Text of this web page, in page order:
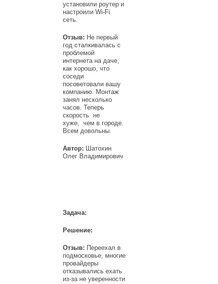
установили роутер и
настроили Wi-Fi
сеть.
Отзыв: Не первый
год сталкивалась с
проблемой
интернета на даче,
как хорошо, что
соседи
посоветовали вашу
компанию. Монтаж
занял несколько
часов. Теперь
скорость не
хуже, чем в городе.
Всем довольны.
Автор: Шатохин
Олег Владимирович
Задача:
Решение:
Отзыв: Переехал в
подмосковье, многие
провайдеры
отказывались ехать
из-за не уверенности